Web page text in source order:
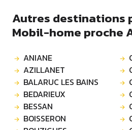
Autres destinations
Mobil-home proche
ANIANE
AZILLANET
BALARUC LES BAINS
BEDARIEUX
BESSAN
BOISSERON